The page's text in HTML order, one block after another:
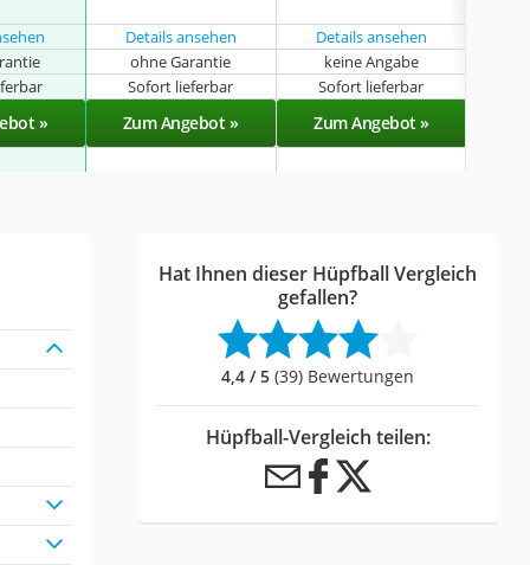
Details ansehen Details ansehen
ohne Garantie keine Angabe
Sofort lieferbar Sofort lieferbar
» Zum Angebot » Zum Angebot »
Hat Ihnen dieser Hüpfball Vergleich
gefallen?
4,4 / 5 (39) Bewertungen
Hüpfball-Vergleich teilen: